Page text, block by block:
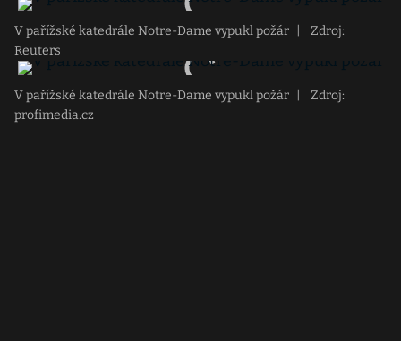
V pařížské katedrále Notre-Dame vypukl požár
Zdroj:
Reuters
V pařížské katedrále Notre-Dame vypukl požár
Zdroj:
profimedia.cz